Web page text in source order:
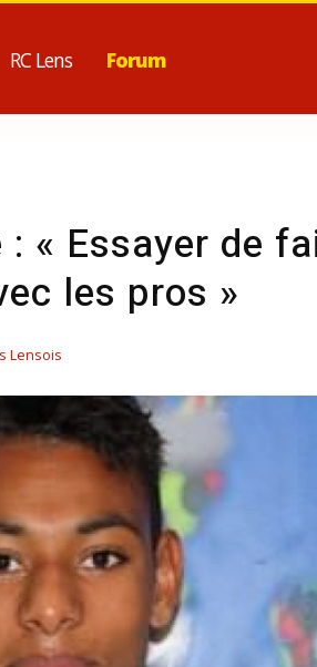
RC Lens Forum
« Essayer de
les pros »
Lensois